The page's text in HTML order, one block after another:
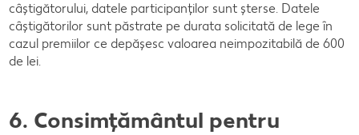
câștigătorului, datele participanților sunt șterse. Datele
câștigătorilor sunt păstrate pe durata solicitată de lege în
cazul premiilor ce depășesc valoarea neimpozitabilă de 600
de lei.
6. Consimțământul pentru